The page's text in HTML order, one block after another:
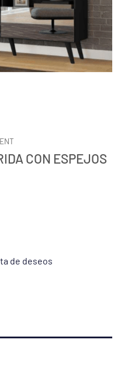
CON ESPEJOS
de deseos